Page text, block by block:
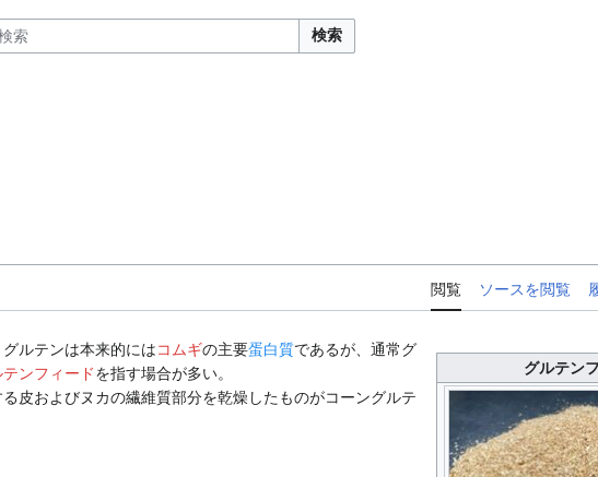
検索
閲覧 ソースを閲覧
グルテン
グルテンは本来的にはコムギの主要蛋白質であるが、通常グ
ンフィードを指す場合が多い。
皮およびヌカの繊維質部分を乾燥したものがコーングルテ